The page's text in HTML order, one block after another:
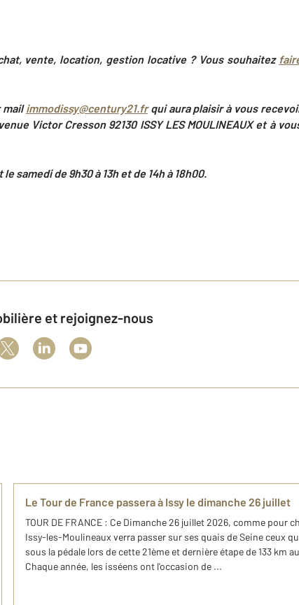
vente, location, gestion locative ? Vous souhaitez
mailimmodissy@century21.frqui aura plaisir à vous
Victor Cresson 92130 ISSY LES MOULINEAUX et à
samedi de 9h30 à 13h et de 14h à 18h00.
et rejoignez-nous
Le Tour de France passera à Issy le dimanche 26 juillet
TOUR DE FRANCE : Ce Dimanche 26 juillet 2026, comme pour
Issy-les-Moulineaux verra passer sur ses quais de Seine ceux
sous la pédale lors de cette 21ème et dernière étape de 133 km
Chaque année, les isséens ont l'occasion de ...